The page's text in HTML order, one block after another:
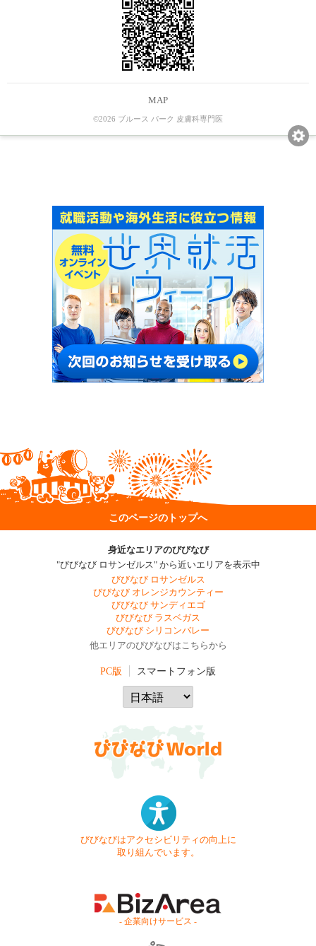
MAP
©2026 ブルース パーク 皮膚科専門医
このページのトップへ
身近なエリアのびびなび
"びびなび ロサンゼルス" から近いエリアを表示中
びびなび ロサンゼルス
びびなび オレンジカウンティー
びびなび サンディエゴ
びびなび ラスベガス
びびなび シリコンバレー
他エリアのびびなびはこちらから
PC版 スマートフォン版
びびなびはアクセシビリティの向上に
取り組んでいます。
- 企業向けサービス -